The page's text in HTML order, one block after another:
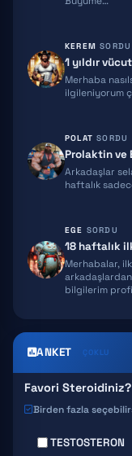
ACE031
HGH FRAGMENT
GNRH
MGF
MELANOTAN 2
EPITALON
KEREM SORDU
Merhaba
ilgileniyorum
POLAT SORDU
Arkadaşlar
haftalık
EGE SORDU
Merhabalar,
arkadaşlardan
bilgilerim
ANKET ÇOKLU
Favori Steroidiniz?
Birden fazla
TESTOSTERON